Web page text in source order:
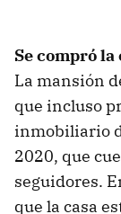
Se compró la
La mansión
que incluso
inmobiliario
2020, que
seguidores.
que la casa